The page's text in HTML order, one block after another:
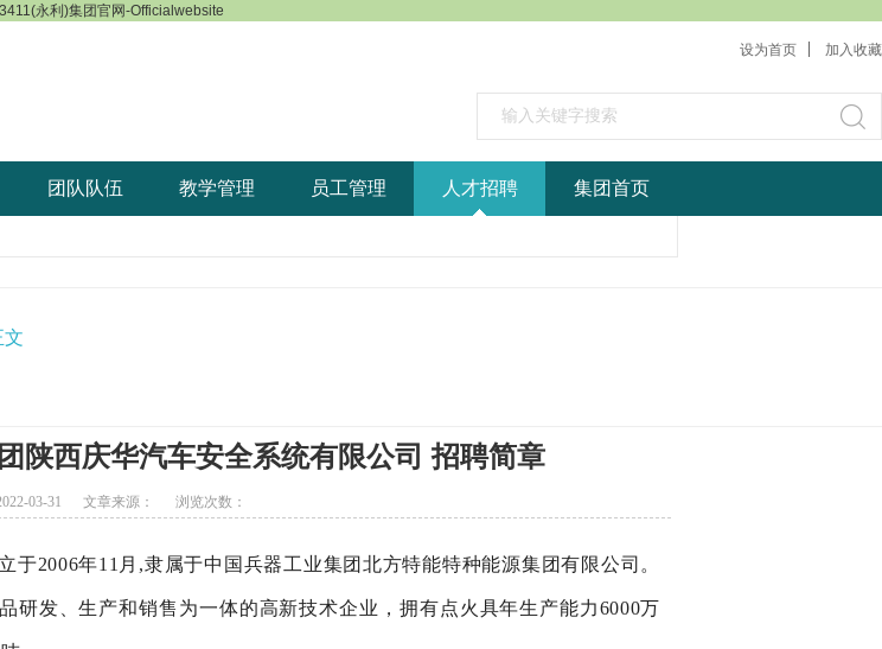
永利)集团官网-Officialwebsite
设为首页 加入收藏
团队队伍 教学管理 员工管理 人才招聘 集团首页
文
陕西庆华汽车安全系统有限公司 招聘简章
03-31 文章来源： 浏览次数：
于2006年11月,隶属于中国兵器工业集团北方特能特种能源集团有限公司 。
研发、生产和销售为一体的高新技术企业，拥有点火具年生产能力6000万